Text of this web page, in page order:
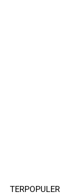
TERPOPULER